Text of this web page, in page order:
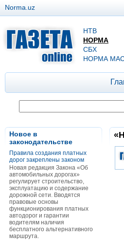
Norma.uz
НТВ
НОРМА
СБХ
НОРМА
Новое в
законодательстве
Правила создания платных
дорог закреплены законом
Новая редакция Закона «Об
автомобильных дорогах»
регулирует строительство,
эксплуатацию и содержание
дорожной сети. Вводятся
правовые основы
функционирования платных
автодорог и гарантии
водителям наличия
бесплатного альтернативного
маршрута.